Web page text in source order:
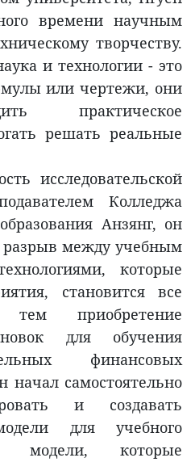
времени научным
творчеству.
и технологии - это
или чертежи, они
практическое
решать реальные
исследовательской
Колледжа
Анзянг, он
разрыв между учебным
которые
становится все
приобретение
для обучения
финансовых
начал самостоятельно
и создавать
для учебного
модели, которые